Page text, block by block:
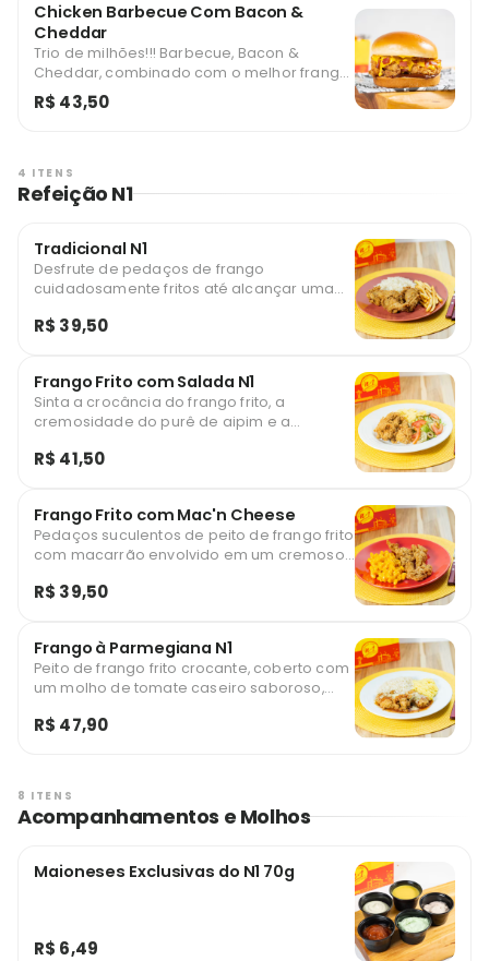
Chicken Barbecue Com Bacon &
Cheddar
Trio de milhões!!! Barbecue, Bacon &
Cheddar, combinado com o melhor frango
frito, nasce o meu lendário Bbc Chicken!
Uma experiência que vai deixar você
R$ 43,50
4 ITENS
Refeição N1
Tradicional N1
Desfrute de pedaços de frango
cuidadosamente fritos até alcançar uma
arroz branco, preparado para ficar soltinho
R$ 39,50
Frango Frito com Salada N1
Sinta a crocância do frango frito, a
cremosidade do purê de aipim e a
americana, tomate suculento, cebola
R$ 41,50
Frango Frito com Mac'n Cheese
Pedaços suculentos de peito de frango frito
com macarrão envolvido em um cremoso
R$ 39,50
Frango à Parmegiana N1
Peito de frango frito crocante, coberto com
um molho de tomate caseiro saboroso,
queijo derretido e gratinado. Acompanha
Purê de Aipim.
R$ 47,90
8 ITENS
Acompanhamentos e Molhos
Maioneses Exclusivas do N1 70g
R$ 6,49